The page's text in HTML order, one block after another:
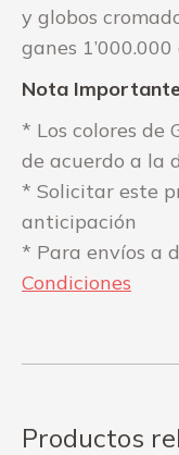
y globos
ganes
Nota Importante
* Los colores de
de acuerdo a la
* Solicitar este
anticipación
* Para envíos a
Condiciones
Productos